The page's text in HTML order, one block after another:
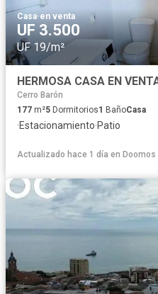
Casa·en venta
UF 3.500
UF 19/m²
HERMOSA CASA EN
Cerro Barón
177 m²5 Dormitorios1 BañoCasa
·Estacionamiento·Patio
Actualizado hace 1 día en Doomos